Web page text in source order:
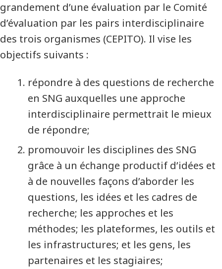
grandement d’une évaluation par le Comité
d’évaluation par les pairs interdisciplinaire
des trois organismes (CEPITO). Il vise les
objectifs suivants :
répondre à des questions de recherche
en SNG auxquelles une approche
interdisciplinaire permettrait le mieux
de répondre;
promouvoir les disciplines des SNG
grâce à un échange productif d’idées et
à de nouvelles façons d’aborder les
questions, les idées et les cadres de
recherche; les approches et les
méthodes; les plateformes, les outils et
les infrastructures; et les gens, les
partenaires et les stagiaires;